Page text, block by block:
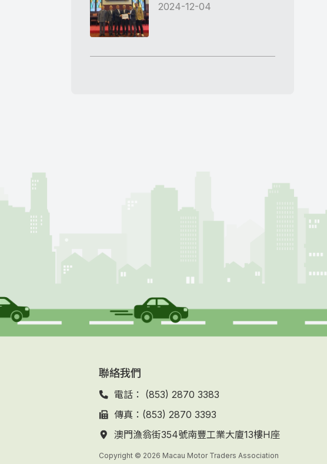
2024-12-04
聯絡我們
電話： (853) 2870 3383
傳真：(853) 2870 3393
澳門漁翁街354號南豐工業大廈13樓H座
Copyright © 2026 Macau Motor Traders Association